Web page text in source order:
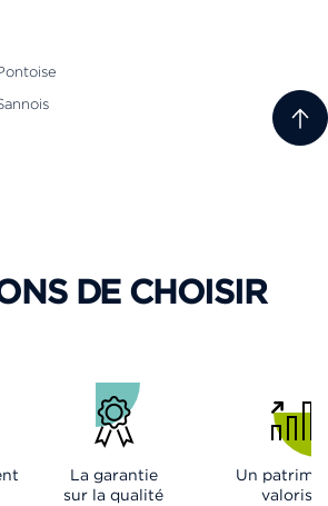
DE CHOISIR
La garantie
sur la qualité
Un
valorisé